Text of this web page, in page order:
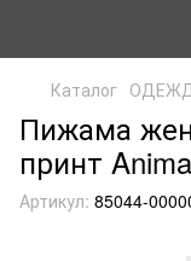
Каталог
Пижама
принт
Артикул: 85044-